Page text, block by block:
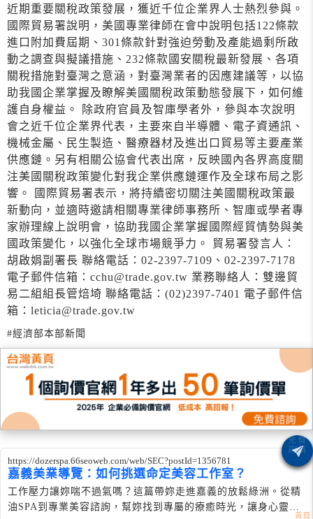
近期重要關稅政策發展，獲近千位企業界人士熱烈參與。
國際貿易署說明，美國專業律師在會中說明包括122條款
進口附加費屆期、301條款針對強迫勞動及產能過剩所啟
動之調查與擬議措施、232條款國安關稅最新發展、各項
關稅措施對臺灣之意涵，對臺灣業者的因應建議等，以協
助我國企業掌握及瞭解美國關稅政策動態發展下，如何維
護自身權益。 除政府官員及智庫學者外，參與本次說明
會之近千位企業界代表，主要來自半導體、電子資通訊、
機械金屬、民生製造、醫療器材及進出口貿易等主要產業
供應鏈。另有相關公協會代表出席，反映國內各界高度關
注美國關稅政策變化對我企業供應鏈運作及全球布局之影
響。 國際貿易署表示，將持續密切關注美國關稅政策最
新動向，並適時邀請相關專業律師事務所、智庫或學者專
家辦理線上說明會，協助我國企業掌握國際經貿情勢與美
國政策變化，以強化全球市場競爭力。 貿易署發言人：
胡啟娟副署長 聯絡電話：02-2397-7109、02-2397-7178
電子郵件信箱：cchu@trade.gov.tw 業務聯絡人：雙邊貿
易二組組長管焙埼 聯絡電話：(02)2397-7401 電子郵件信
箱：leticia@trade.gov.tw
#經濟部本部新聞
https://dozerspa.66seoweb.com/web/SEC?postId=1356781
嘉義美業導覽：如何挑選命定美容工作室？
工作壓力讓妳喘不過氣嗎？這篇帶妳走進嘉義的放鬆綠洲。從精
油SPA到專業美容諮詢，幫妳找到專屬的療癒時光，讓身心靈徹